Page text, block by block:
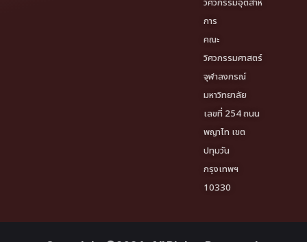
วิศวกรรมอุตสาห
การ
คณะ
วิศวกรรมศาสตร์
จุฬาลงกรณ์
มหาวิทยาลัย
เลขที่ 254 ถนน
พญาไท เขต
ปทุมวัน
กรุงเทพฯ
10330